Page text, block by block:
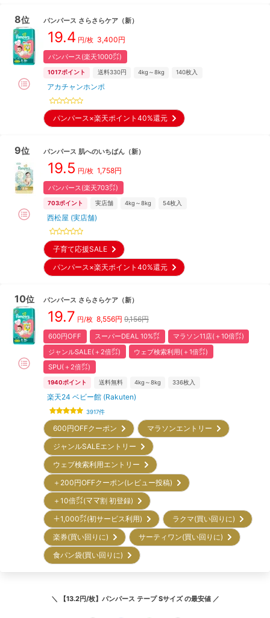
8位 パンパース さらさらケア （新）
19.4 円/枚 3,400円
パンパース(楽天1000㌽)
1017ポイント 送料330円 4kg～8kg 140枚入
アカチャンホンポ
パンパース×楽天ポイント40%還元
9位 パンパース 肌へのいちばん （新）
19.5 円/枚 1,758円
パンパース(楽天703㌽)
703ポイント 実店舗 4kg～8kg 54枚入
西松屋 (実店舗)
子育て応援SALE
パンパース×楽天ポイント40%還元
10位 パンパース さらさらケア （新）
19.7 円/枚 8,556円 9,156円
600円OFF スーパーDEAL 10%㌽
マラソン11店(＋10倍㌽)
ジャンルSALE(＋2倍㌽)
ウェブ検索利用(＋1倍㌽)
SPU(＋2倍㌽)
1940ポイント 送料無料 4kg～8kg 336枚入
楽天24 ベビー館 (Rakuten)
3917件
600円OFFクーポン
マラソンエントリー
ジャンルSALEエントリー
ウェブ検索利用エントリー
＋200円OFFクーポン(レビュー投稿)
＋10倍㌽(ママ割 初登録)
＋1,000㌽(初サービス利用)
ラクマ(買い回りに)
楽券(買い回りに)
サーティワン(買い回りに)
食パン袋(買い回りに)
＼ 【13.2円/枚】パンパース テープ Sサイズの最安値 ／